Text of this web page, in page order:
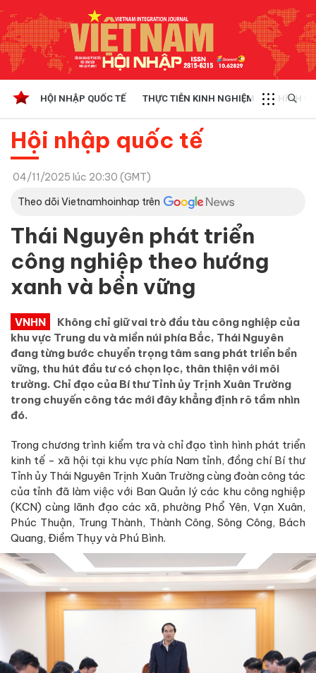
HỘI NHẬP QUỐC TẾ THỰC TIỄN KINH NGHIỆM CHÍNH
Hội nhập quốc tế
04/11/2025 lúc 20:30 (GMT)
Theo dõi Vietnamhoinhap trên
Thái Nguyên phát triển
công nghiệp theo hướng
xanh và bền vững
VNHN
Không chỉ giữ vai trò đầu tàu công nghiệp của
khu vực Trung du và miền núi phía Bắc, Thái Nguyên
đang từng bước chuyển trọng tâm sang phát triển bền
vững, thu hút đầu tư có chọn lọc, thân thiện với môi
trường. Chỉ đạo của Bí thư Tỉnh ủy Trịnh Xuân Trường
trong chuyến công tác mới đây khẳng định rõ tầm nhìn
đó.
Trong chương trình kiểm tra và chỉ đạo tình hình phát triển
kinh tế - xã hội tại khu vực phía Nam tỉnh, đồng chí Bí thư
Tỉnh ủy Thái Nguyên Trịnh Xuân Trường cùng đoàn công tác
của tỉnh đã làm việc với Ban Quản lý các khu công nghiệp
(KCN) cùng lãnh đạo các xã, phường Phổ Yên, Vạn Xuân,
Phúc Thuận, Trung Thành, Thành Công, Sông Công, Bách
Quang, Điềm Thụy và Phú Bình.